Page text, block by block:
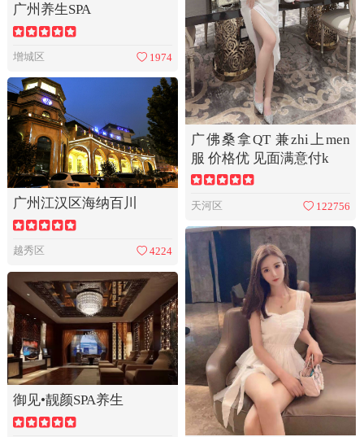
广州养生SPA
增城区 1974
广佛桑拿QT 兼zhi上men
服 价格优 见面满意付k
天河区 122756
广州江汉区海纳百川
越秀区 4224
御见•靓颜SPA养生